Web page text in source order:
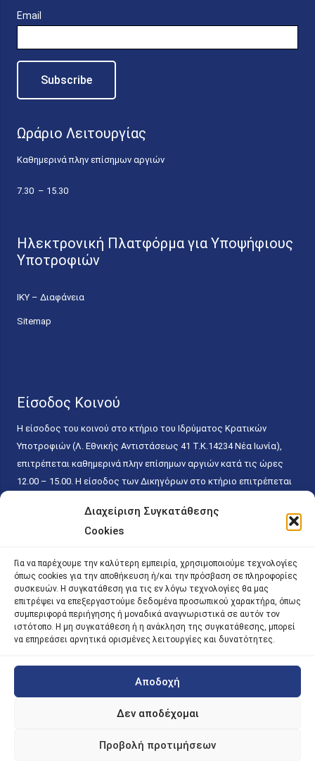
Διαχείριση Συγκατάθεσης
Cookies
Για να παρέχουμε την καλύτερη εμπειρία, χρησιμοποιούμε τεχνολογίες
όπως cookies για την αποθήκευση ή/και την πρόσβαση σε πληροφορίες
συσκευών. Η συγκατάθεση για τις εν λόγω τεχνολογίες θα μας
επιτρέψει να επεξεργαστούμε δεδομένα προσωπικού χαρακτήρα, όπως
συμπεριφορά περιήγησης ή μοναδικά αναγνωριστικά σε αυτόν τον
ιστότοπο. Η μη συγκατάθεση ή η ανάκληση της συγκατάθεσης, μπορεί
να επηρεάσει αρνητικά ορισμένες λειτουργίες και δυνατότητες.
Αποδοχή
Δεν αποδέχομαι
Προβολή προτιμήσεων
Email
Ωράριο Λειτουργίας
Καθημερινά πλην επίσημων αργιών
7.30 – 15.30
Ηλεκτρονική Πλατφόρμα για Υποψήφιους
Υποτροφιών
ΙΚΥ – Διαφάνεια
Sitemap
Είσοδος Κοινού
Η είσοδος του κοινού στο κτήριο του Ιδρύματος Κρατικών
Υποτροφιών (Λ. Εθνικής Αντιστάσεως 41 T.K.14234 Νέα Ιωνία),
επιτρέπεται καθημερινά πλην επίσημων αργιών κατά τις ώρες
12.00 – 15.00. Η είσοδος των Δικηγόρων στο κτήριο επιτρέπεται
κάθε εργάσιμη ημέρα και ώρα χωρίς κανέναν χρονικό ή άλλο
περιορισμό. Η είσοδος του κοινού ειδικά στο γραφείο του
15.00. Η εξυπηρέτηση του κοινού πραγματοποιείται βάσει των
παγίων ισχυουσών διατάξεων. Για την αποφυγή συνωστισμού
εντός του εσωτερικού χώρου εξυπηρέτησης και αναμονής του
κοινού, η εξυπηρέτησή του δύναται να πραγματοποιείται κατόπιν
προγραμματισμένου ραντεβού.
| iky.gr | All Rights Reserved
Designed and Developed by ACM Digital